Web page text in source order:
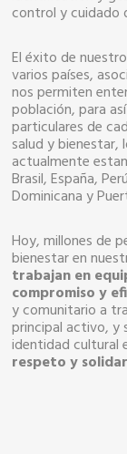
control y cuidado
El éxito de
varios países,
nos permiten
población, para
particulares de
salud y bienestar,
actualmente
Brasil, España,
Dominicana y
Hoy, millones de
bienestar en
trabajan en
compromiso y
y comunitario a
principal activo, y
identidad cultural
respeto y